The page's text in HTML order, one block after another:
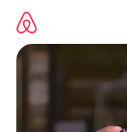
direct
naar
inhoud